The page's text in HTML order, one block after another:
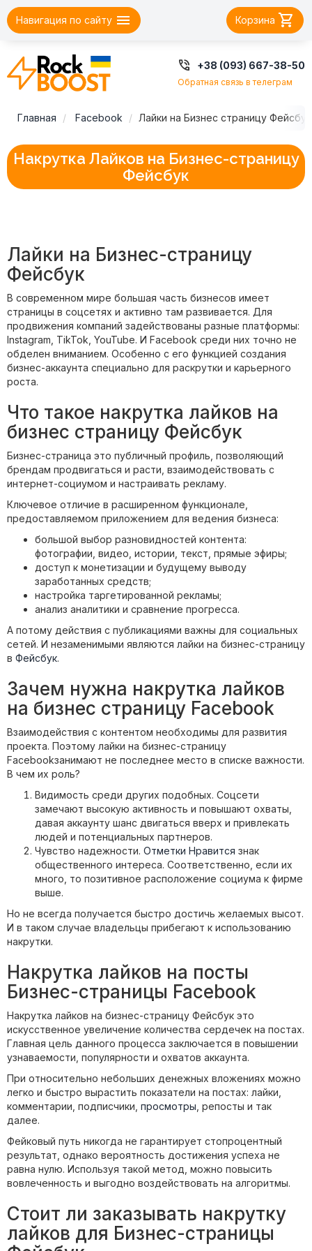
Навигация по сайту  Корзина 
 +38 (093) 667-38-50
Обратная связь в телеграм
Главная Facebook Лайки на Бизнес страницу Фейсбук
Накрутка Лайков на Бизнес-страницу
Фейсбук
Лайки на Бизнес-страницу
Фейсбук
В современном мире большая часть бизнесов имеет
страницы в соцсетях и активно там развивается. Для
продвижения компаний задействованы разные платформы:
Instagram, TikTok, YouTube. И Facebook среди них точно не
обделен вниманием. Особенно с его функцией создания
бизнес-аккаунта специально для раскрутки и карьерного
роста.
Что такое накрутка лайков на
бизнес страницу Фейсбук
Бизнес-страница это публичный профиль, позволяющий
брендам продвигаться и расти, взаимодействовать с
интернет-социумом и настраивать рекламу.
Ключевое отличие в расширенном функционале,
предоставляемом приложением для ведения бизнеса:
большой выбор разновидностей контента:
фотографии, видео, истории, текст, прямые эфиры;
доступ к монетизации и будущему выводу
заработанных средств;
настройка таргетированной рекламы;
анализ аналитики и сравнение прогресса.
А потому действия с публикациями важны для социальных
сетей. И незаменимыми являются лайки на бизнес-страницу
в Фейсбук.
Зачем нужна накрутка лайков
на бизнес страницу Facebook
Взаимодействия с контентом необходимы для развития
проекта. Поэтому лайки на бизнес-страницу
Facebookзанимают не последнее место в списке важности.
В чем их роль?
Видимость среди других подобных. Соцсети
замечают высокую активность и повышают охваты,
давая аккаунту шанс двигаться вверх и привлекать
людей и потенциальных партнеров.
Чувство надежности. Отметки Нравится знак
общественного интереса. Соответственно, если их
много, то позитивное расположение социума к фирме
выше.
Но не всегда получается быстро достичь желаемых высот.
И в таком случае владельцы прибегают к использованию
накрутки.
Накрутка лайков на посты
Бизнес-страницы Facebook
Накрутка лайков на бизнес-страницу Фейсбук это
искусственное увеличение количества сердечек на постах.
Главная цель данного процесса заключается в повышении
узнаваемости, популярности и охватов аккаунта.
При относительно небольших денежных вложениях можно
легко и быстро вырастить показатели на постах: лайки,
комментарии, подписчики, просмотры , репосты и так
далее.
Фейковый путь никогда не гарантирует стопроцентный
результат, однако вероятность достижения успеха не
равна нулю. Используя такой метод, можно повысить
вовлеченность и выгодно воздействовать на алгоритмы.
Стоит ли заказывать накрутку
лайков для Бизнес-страницы